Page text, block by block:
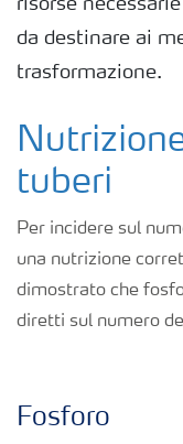
Nitrati
Organici e
Strumenti e
Calcolatore
risorse
da destinare ai
trasformazione.
tuberi
Per incidere sul
una nutrizione
dimostrato che
diretti sul numero
Fosforo